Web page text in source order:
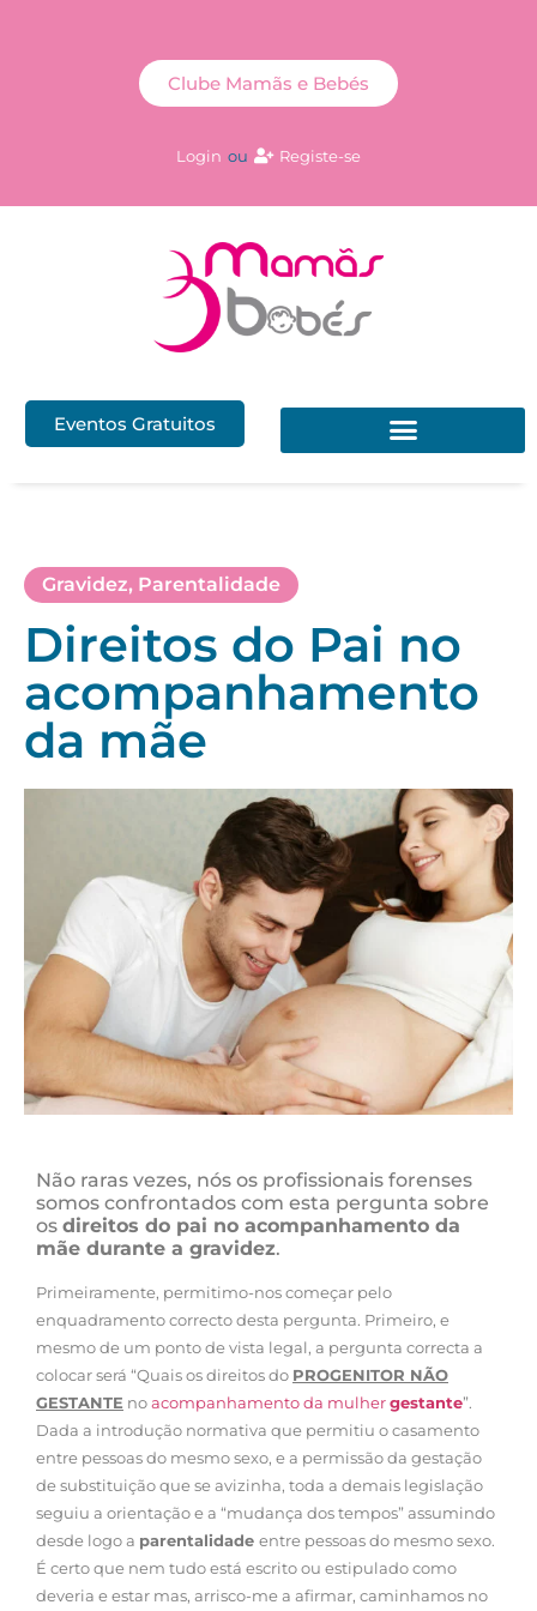
Login ou Registe-se
Clube Mamãs e Bebés
Eventos Gratuitos
Gravidez, Parentalidade
Direitos do Pai no
acompanhamento
da mãe
Não raras vezes, nós os profissionais forenses
somos confrontados com esta pergunta sobre
os direitos do pai no acompanhamento da
mãe durante a gravidez.
Primeiramente, permitimo-nos começar pelo
enquadramento correcto desta pergunta. Primeiro, e
mesmo de um ponto de vista legal, a pergunta correcta a
colocar será “Quais os direitos do PROGENITOR NÃO
GESTANTE noacompanhamento da mulhergestante”.
Dada a introdução normativa que permitiu o casamento
entre pessoas do mesmo sexo, e a permissão da gestação
de substituição que se avizinha, toda a demais legislação
seguiu a orientação e a “mudança dos tempos” assumindo
desde logo a parentalidade entre pessoas do mesmo sexo.
É certo que nem tudo está escrito ou estipulado como
deveria e estar mas, arrisco-me a afirmar, caminhamos no